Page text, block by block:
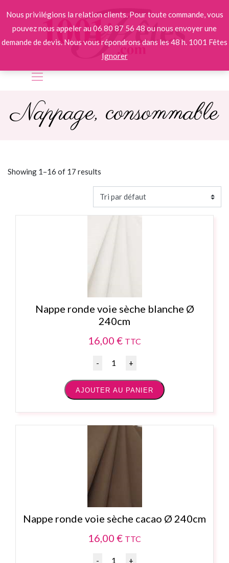
Nappage, consommable
Showing 1–16 of 17 results
Nappe ronde voie sèche blanche Ø
240cm
16,00 € TTC
Quantité
AJOUTER AU PANIER
Nappe ronde voie sèche cacao Ø 240cm
16,00 € TTC
Quantité
Nous privilégions la relation clients. Pour toute commande, vous
pouvez nous appeler au 06 80 87 56 48 ou nous envoyer une
demande de devis. Nous vous répondrons dans les 48 h. 1001 Fêtes
Ignorer